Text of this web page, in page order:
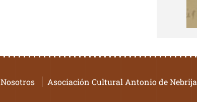
Nosotros Asociación Cultural Antonio de Nebrija